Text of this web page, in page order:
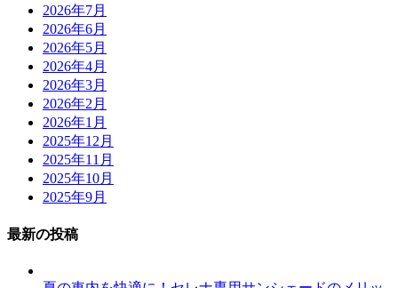
2026年7月
2026年6月
2026年5月
2026年4月
2026年3月
2026年2月
2026年1月
2025年12月
2025年11月
2025年10月
2025年9月
最新の投稿